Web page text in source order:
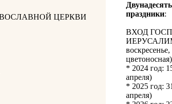
ЦЕРКВИ
праздники:
ВХОД
* 2024 год:
апреля)
* 2025 год:
апреля)